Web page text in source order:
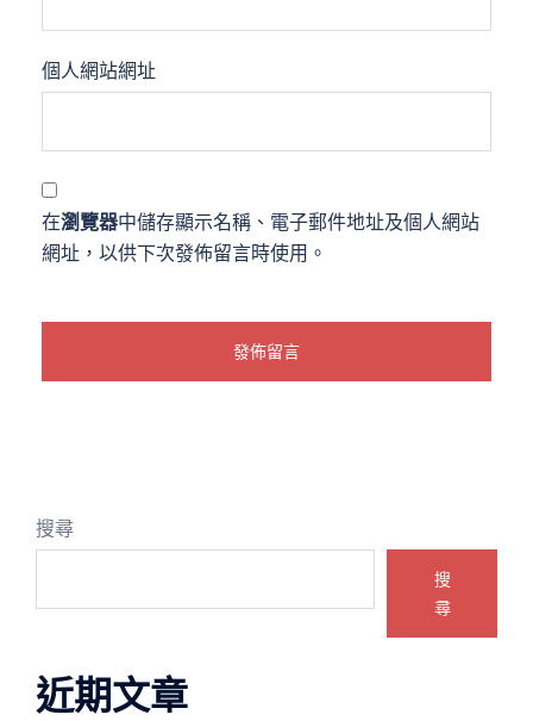
個人網站網址
在瀏覽器中儲存顯示名稱、電子郵件地址及個人網站
網址，以供下次發佈留言時使用。
搜尋
搜
尋
近期文章